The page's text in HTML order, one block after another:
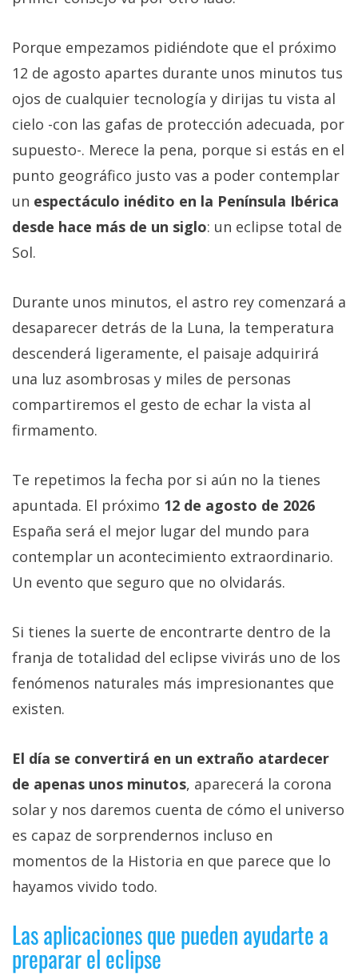
Porque empezamos pidiéndote que el próximo
12 de agosto apartes durante unos minutos tus
ojos de cualquier tecnología y dirijas tu vista al
cielo -con las gafas de protección adecuada, por
supuesto-. Merece la pena, porque si estás en el
punto geográfico justo vas a poder contemplar
un espectáculo inédito en la Península Ibérica
desde hace más de un siglo: un eclipse total de
Sol.
Durante unos minutos, el astro rey comenzará a
desaparecer detrás de la Luna, la temperatura
descenderá ligeramente, el paisaje adquirirá
una luz asombrosas y miles de personas
compartiremos el gesto de echar la vista al
firmamento.
Te repetimos la fecha por si aún no la tienes
apuntada. El próximo 12 de agosto de 2026
España será el mejor lugar del mundo para
contemplar un acontecimiento extraordinario.
Un evento que seguro que no olvidarás.
Si tienes la suerte de encontrarte dentro de la
franja de totalidad del eclipse vivirás uno de los
fenómenos naturales más impresionantes que
existen.
El día se convertirá en un extraño atardecer
de apenas unos minutos, aparecerá la corona
solar y nos daremos cuenta de cómo el universo
es capaz de sorprendernos incluso en
momentos de la Historia en que parece que lo
hayamos vivido todo.
Las aplicaciones que pueden ayudarte a
preparar el eclipse